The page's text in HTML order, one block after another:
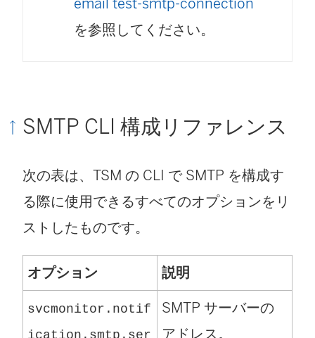
を参照してください。
SMTP CLI 構成リファレンス
次の表は、TSM の CLI で SMTP を構成す
る際に使用できるすべてのオプションをリ
ストしたものです。
オプション 説明
svcmonitor.notif
SMTP サーバーの
アドレス。